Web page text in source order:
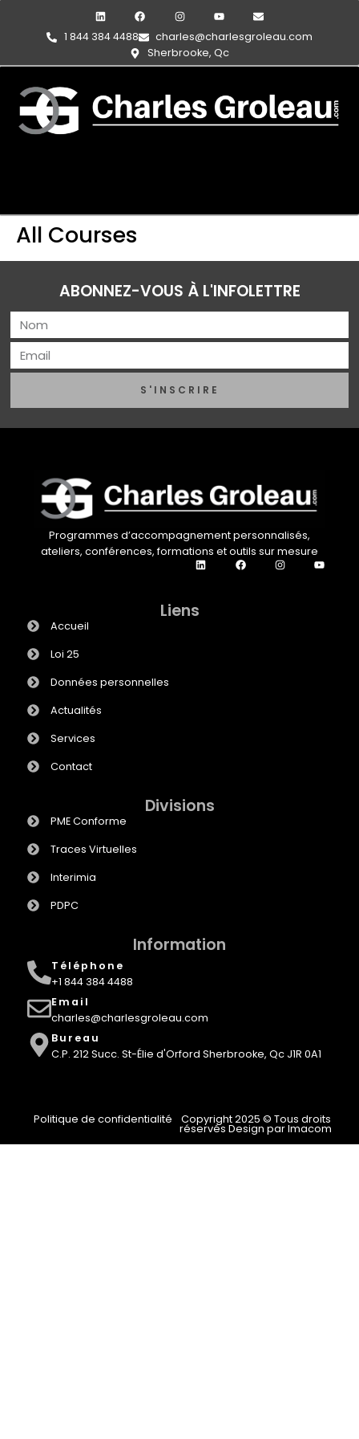
1 844 384 4488
charles@charlesgroleau.com
Sherbrooke, Qc
All Courses
ABONNEZ-VOUS À L'INFOLETTRE
S'INSCRIRE
Programmes d’accompagnement personnalisés,
ateliers, conférences, formations et outils sur mesure
Liens
Accueil
Loi 25
Données personnelles
Actualités
Services
Contact
Divisions
PME Conforme
Traces Virtuelles
Interimia
PDPC
Information
Téléphone
+1 844 384 4488
Email
charles@charlesgroleau.com
Bureau
C.P. 212 Succ. St-Élie d'Orford Sherbrooke, Qc J1R 0A1
Politique de confidentialité Copyright 2025 © Tous droits
réservés Design par Imacom